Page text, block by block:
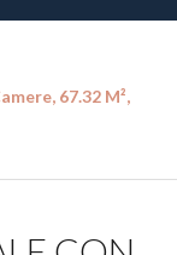
67.32 M²,